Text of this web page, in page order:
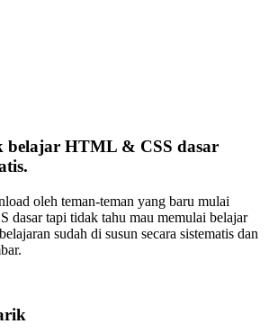
belajar HTML & CSS dasar
oleh teman-teman yang baru mulai
dasar tapi tidak tahu mau memulai belajar
sudah di susun secara sistematis dan